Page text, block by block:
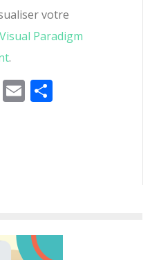
votre
Visual Paradigm
.
WhatsApp
Email